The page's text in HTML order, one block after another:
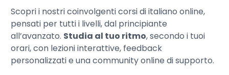
Scopri i nostri coinvolgenti corsi di italiano online,
pensati per tutti i livelli, dal principiante
all’avanzato. Studia al tuo ritmo, secondo i tuoi
orari, con lezioni interattive, feedback
personalizzati e una community online di supporto.